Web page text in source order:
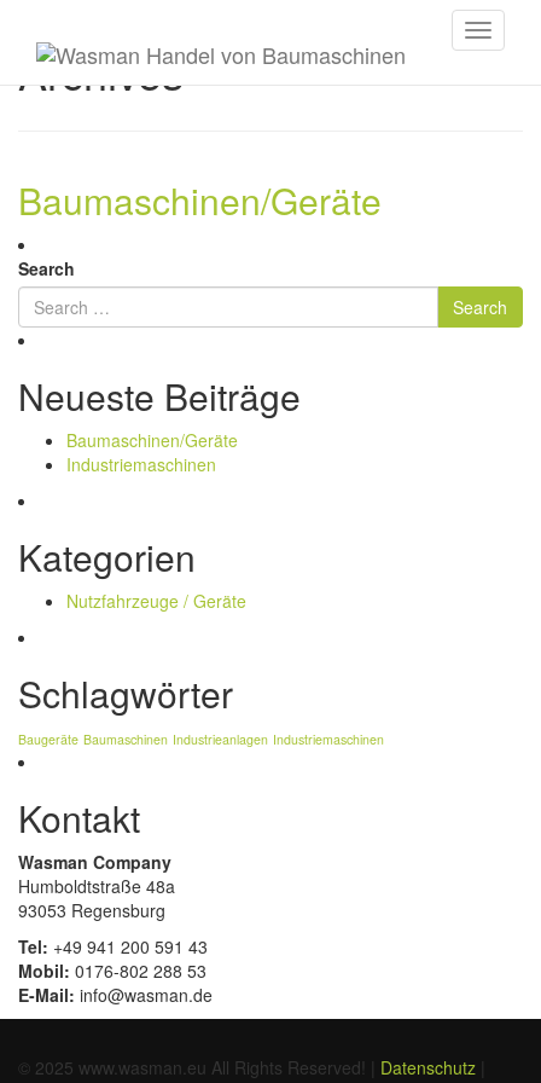
Toggle
Archives
Baumaschinen/Geräte
Search
Neueste Beiträge
Baumaschinen/Geräte
Industriemaschinen
Kategorien
Nutzfahrzeuge / Geräte
Schlagwörter
Baugeräte Baumaschinen Industrieanlagen Industriemaschinen
Kontakt
Wasman Company
Humboldtstraße 48a
93053 Regensburg
Tel: +49 941 200 591 43
Mobil: 0176-802 288 53
E-Mail: info@wasman.de
© 2025 www.wasman.eu All Rights Reserved! | Datenschutz